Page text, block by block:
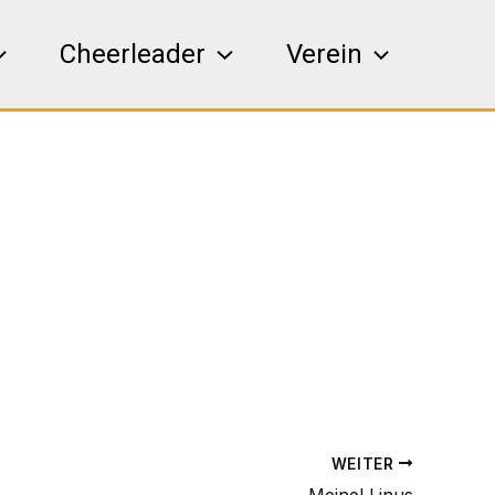
Cheerleader Verein
WEITER